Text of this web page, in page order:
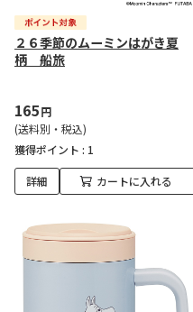
２６季節のムーミンはがき夏
柄 船旅
165円
(送料別・税込)
獲得ポイント : 1
詳細 カートに入れる